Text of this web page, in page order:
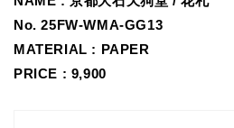
No.25FW-WMA-GG13
MATERIAL : PAPER
PRICE : 9,900